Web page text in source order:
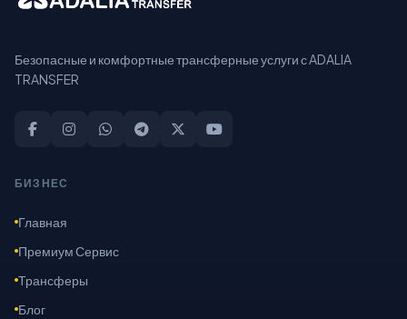
Безопасные и комфортные трансферные услуги с ADALIA
TRANSFER
БИЗНЕС
Главная
Премиум Сервис
Трансферы
Блог